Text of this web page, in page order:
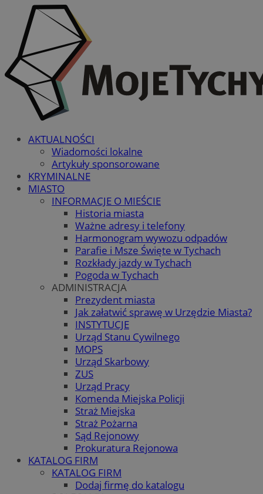
AKTUALNOŚCI
Wiadomości lokalne
Artykuły sponsorowane
KRYMINALNE
MIASTO
INFORMACJE O MIEŚCIE
Historia miasta
Ważne adresy i telefony
Harmonogram wywozu odpadów
Parafie i Msze Święte w Tychach
Rozkłady jazdy w Tychach
Pogoda w Tychach
ADMINISTRACJA
Prezydent miasta
Jak załatwić sprawę w Urzędzie Miasta?
INSTYTUCJE
Urząd Stanu Cywilnego
MOPS
Urząd Skarbowy
ZUS
Urząd Pracy
Komenda Miejska Policji
Straż Miejska
Straż Pożarna
Sąd Rejonowy
Prokuratura Rejonowa
KATALOG FIRM
KATALOG FIRM
Dodaj firmę do katalogu